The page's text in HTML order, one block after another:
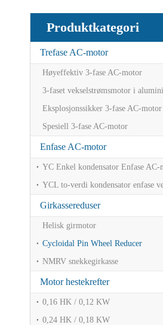
Produktkategori
Trefase AC-motor
Høyeffektiv 3-fase AC-motor
3-faset vekselstrømsmotor i
Eksplosjonssikker 3-fase AC-motor
Spesiell 3-fase AC-motor
Enfase AC-motor
YC Enkel kondensator Enfase AC-
Girkassereduser
Helisk girmotor
Cycloidal Pin Wheel Reducer
NMRV snekkegirkasse
Motor hestekrefter
0,16 HK / 0,12 KW
0,24 HK / 0,18 KW